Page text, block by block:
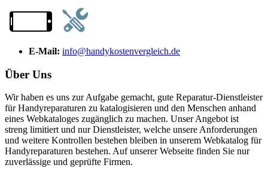
E-Mail: info@handykostenvergleich.de
Über Uns
Wir haben es uns zur Aufgabe gemacht, gute Reparatur-Dienstleister
für Handyreparaturen zu katalogisieren und den Menschen anhand
eines Webkataloges zugänglich zu machen. Unser Angebot ist
streng limitiert und nur Dienstleister, welche unsere Anforderungen
und weitere Kontrollen bestehen bleiben in unserem Webkatalog für
Handyreparaturen bestehen. Auf unserer Webseite finden Sie nur
zuverlässige und geprüfte Firmen.